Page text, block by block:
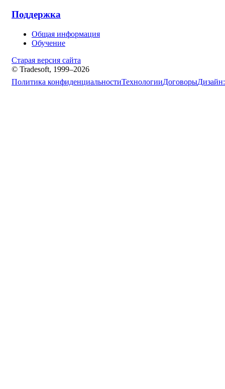
Поддержка
Общая информация
Обучение
Старая версия сайта
© Tradesoft, 1999–2026
Политика конфиденциальностиТехнологииДоговорыДизайн: